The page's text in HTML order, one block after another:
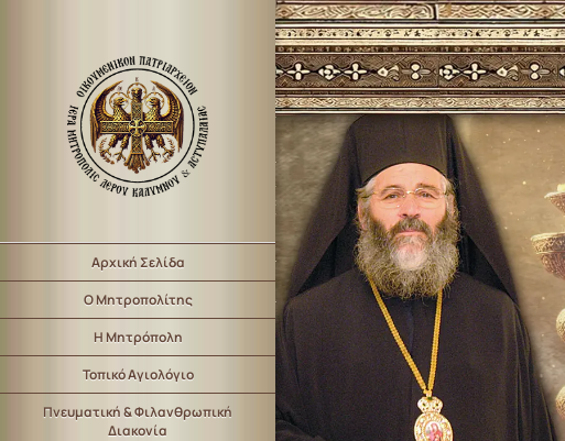
Αρχική Σελίδα
Ο Μητροπολίτης
Η Μητρόπολη
Τοπικό Αγιολόγιο
Πνευματική & Φιλανθρωπική
Διακονία